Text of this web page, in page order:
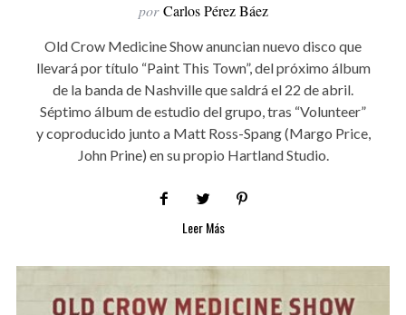
por Carlos Pérez Báez
Old Crow Medicine Show anuncian nuevo disco que
llevará por título “Paint This Town”, del próximo álbum
de la banda de Nashville que saldrá el 22 de abril.
Séptimo álbum de estudio del grupo, tras “Volunteer”
y coproducido junto a Matt Ross-Spang (Margo Price,
John Prine) en su propio Hartland Studio.
Leer Más